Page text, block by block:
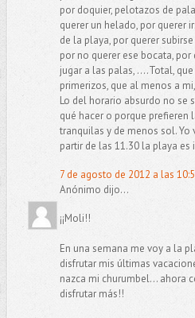
por doquier, pelotazos de
querer un helado, por querer
de la playa, por querer
por no querer ese bocata,
jugar a las palas, ....Total,
primerizos, que al menos a
Lo del horario absurdo no se
qué hacer o porque prefieren
tranquilas y de menos sol. Yo
partir de las 11.30 la playa es
7 de agosto de 2012 a las
Anónimo dijo...
¡¡Moli!!
En una semana me voy a la
disfrutar mis últimas
nazca mi churumbel... ahora
disfrutar más!!